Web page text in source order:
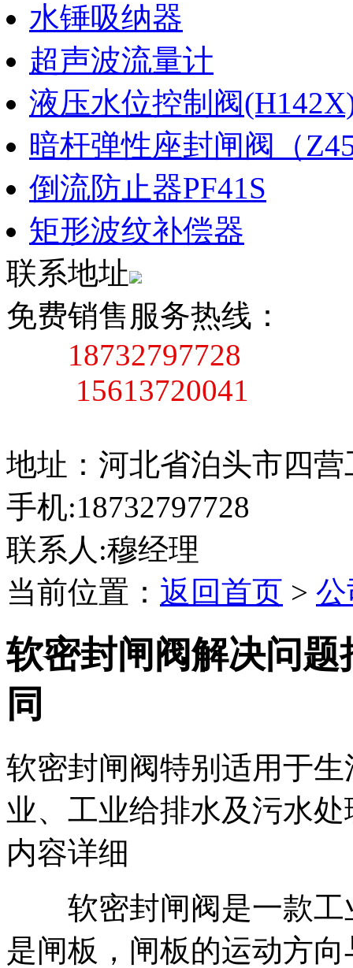
水锤吸纳器
超声波流量计
液压水位控制阀
暗杆弹性座封闸阀（
倒流防止器PF41S
矩形波纹补偿器
联系地址
免费销售服务热线：
18732797728
15613720041
地址：河北省泊头市四营
手机:18732797728
联系人:穆经理
当前位置： 返回首页 >
软密封闸阀解决问
同
软密封闸阀特别适用于
业、工业给排水及污水
内容详细
软密封闸阀是一款工
是闸板，闸板的运动方